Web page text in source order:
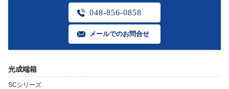
048-856-0858
メールでのお問合せ
光成端箱
SCシリーズ